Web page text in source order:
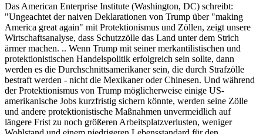
Das American Enterprise Institute (Washington, DC) schreibt:
"Ungeachtet der naiven Deklarationen von Trump über "making
America great again" mit Protektionismus und Zöllen, zeigt unsere
Wirtschaftsanalyse, dass Schutzzölle das Land unter dem Strich
ärmer machen. .. Wenn Trump mit seiner merkantilistischen und
protektionistischen Handelspolitik erfolgreich sein sollte, dann
werden es die Durchschnittsamerikaner sein, die durch Strafzölle
bestraft werden - nicht die Mexikaner oder Chinesen. Und während
der Protektionismus von Trump möglicherweise einige US-
amerikanische Jobs kurzfristig sichern könnte, werden seine Zölle
und andere protektionistische Maßnahmen unvermeidlich auf
längere Frist zu noch größeren Arbeitsplatzverlusten, weniger